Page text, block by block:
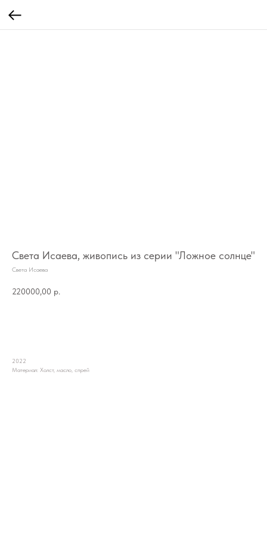
Света Исаева, живопись из серии "Ложное солнце"
Света Исаева
220000,00 р.
2022
Материал: Холст, масло, спрей